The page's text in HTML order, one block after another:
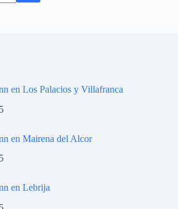
en Los Palacios y Villafranca
en Mairena del Alcor
en Lebrija